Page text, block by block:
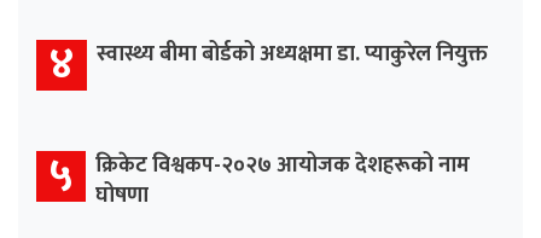
४ स्वास्थ्य बीमा बोर्डको अध्यक्षमा डा. प्याकुरेल नियुक्त
५ क्रिकेट विश्वकप-२०२७ आयोजक देशहरूको नाम
घोषणा